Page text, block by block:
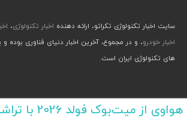
سایت اخبار تکنولوژی تکراتو، ارائه دهنده اخبار تکنولوژی،
اخبار خودرو، و در مجموع، آخرین اخبار دنیای فناوری بوده
های تکنولوژی ایران است.
طراحی رابط کاربری و تجربی توسط جواد صابری، گروه افرو -
هواوی از